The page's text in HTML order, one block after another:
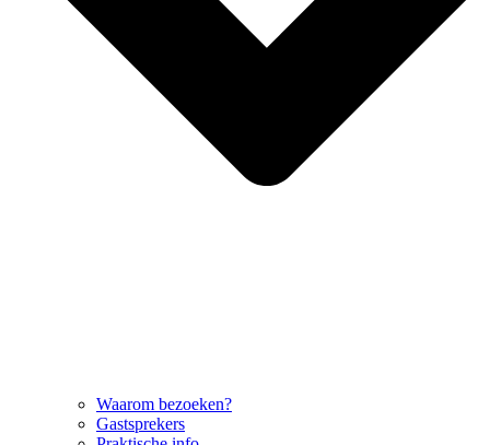
Waarom bezoeken?
Gastsprekers